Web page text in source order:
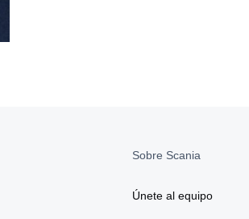
Sobre Scania
Únete al equipo